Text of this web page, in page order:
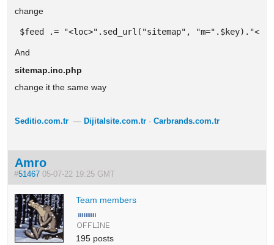
change
$feed .= "<loc>".sed_url("sitemap", "m=".$key)."</
And
sitemap.inc.php
change it the same way
Seditio.com.tr — Dijitalsite.com.tr -Carbrands.com.tr
Amro
#51467 05-07-22 19:25 GMT
Team members
195 posts